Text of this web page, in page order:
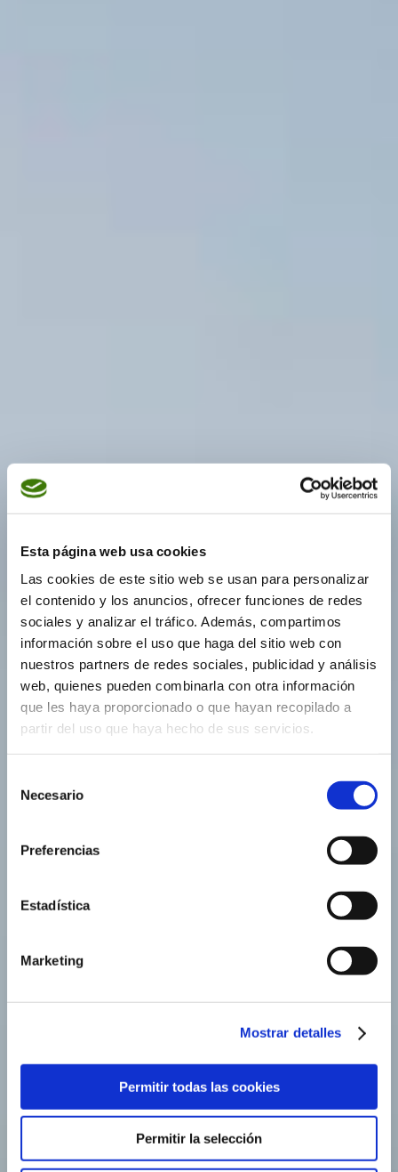
Esta página web usa cookies
Las cookies de este sitio web se usan para personalizar
el contenido y los anuncios, ofrecer funciones de redes
sociales y analizar el tráfico. Además, compartimos
información sobre el uso que haga del sitio web con
nuestros partners de redes sociales, publicidad y análisis
web, quienes pueden combinarla con otra información
que les haya proporcionado o que hayan recopilado a
partir del uso que haya hecho de sus servicios.
Necesario
Preferencias
Estadística
Marketing
Mostrar detalles
Permitir todas las cookies
Permitir la selección